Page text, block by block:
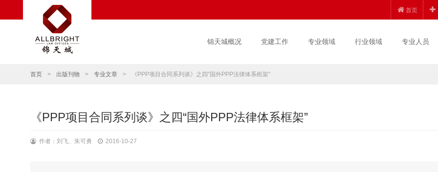
首页
锦天城概况 党建工作 专业领域 行业领域 专业人员
首页 > 出版刊物 > 专业文章 > 《PPP项目合同系列谈》之四“国外PPP法律体系框架”
《PPP项目合同系列谈》之四“国外PPP法律体系框架”
作者：刘飞、朱可勇 2016-10-27